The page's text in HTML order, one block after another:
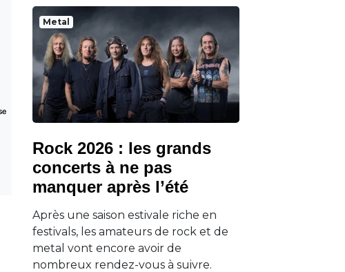
Metal
Rock 2026 : les grands
concerts à ne pas
manquer après l’été
Après une saison estivale riche en
festivals, les amateurs de rock et de
metal vont encore avoir de
nombreux rendez-vous à suivre.